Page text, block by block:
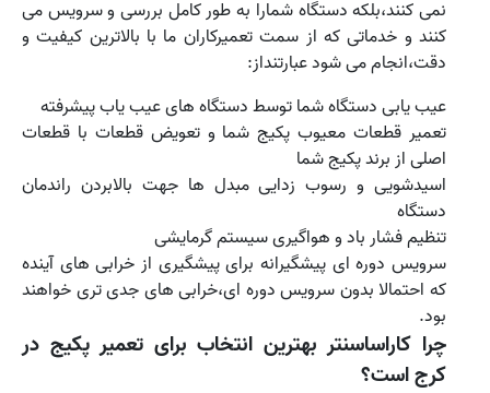
نمی کنند،بلکه دستگاه شمارا به طور کامل بررسی و سرویس می
کنند و خدماتی که از سمت تعمیرکاران ما با بالاترین کیفیت و
دقت،انجام می شود عبارتنداز:
عیب یابی دستگاه شما توسط دستگاه های عیب یاب پیشرفته
تعمیر قطعات معیوب پکیج شما و تعویض قطعات با قطعات
اصلی از برند پکیج شما
اسیدشویی و رسوب زدایی مبدل ها جهت بالابردن راندمان
دستگاه
تنظیم فشار باد و هواگیری سیستم گرمایشی
سرویس دوره ای پیشگیرانه برای پیشگیری از خرابی های آینده
که احتمالا بدون سرویس دوره ای،خرابی های جدی تری خواهند
بود.
چرا کاراساسنتر بهترین انتخاب برای تعمیر پکیج در
کرج است؟